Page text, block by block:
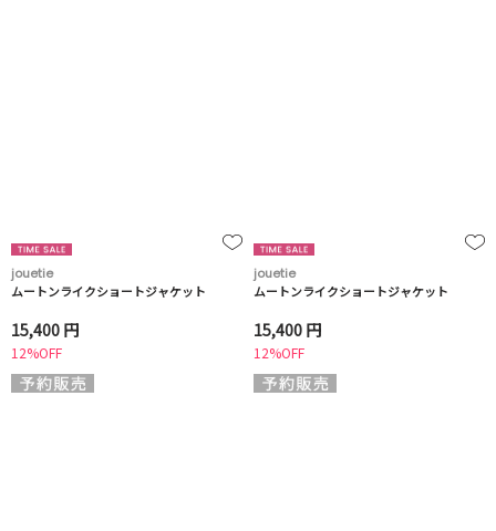
jouetie
ムートンライクショートジャケット
15,400 円
12%OFF
jouetie
ムートンライクショートジャケット
15,400 円
12%OFF